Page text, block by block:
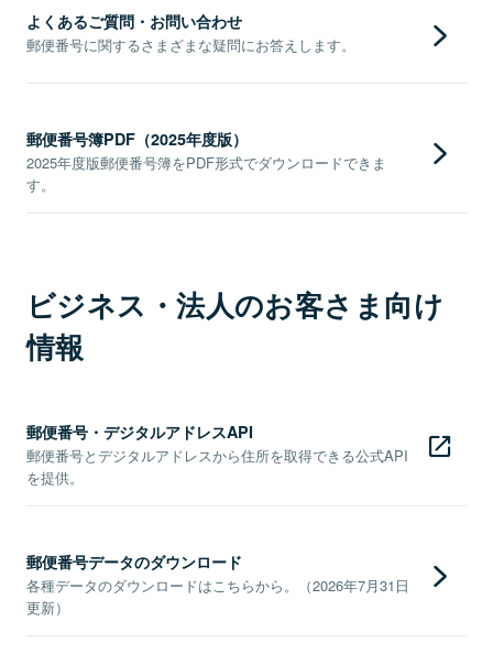
よくあるご質問・お問い合わせ
郵便番号に関するさまざまな疑問にお答えします。
郵便番号簿PDF（2025年度版）
2025年度版郵便番号簿をPDF形式でダウンロードできま
す。
ビジネス・法人のお客さま向け
情報
郵便番号・デジタルアドレスAPI
郵便番号とデジタルアドレスから住所を取得できる公式API
を提供。
郵便番号データのダウンロード
各種データのダウンロードはこちらから。（2026年7月31日
更新）